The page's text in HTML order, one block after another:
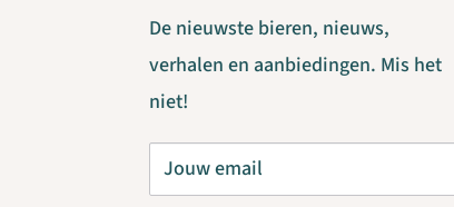
De nieuwste bieren, nieuws,
verhalen en aanbiedingen. Mis het
niet!
Jouw email